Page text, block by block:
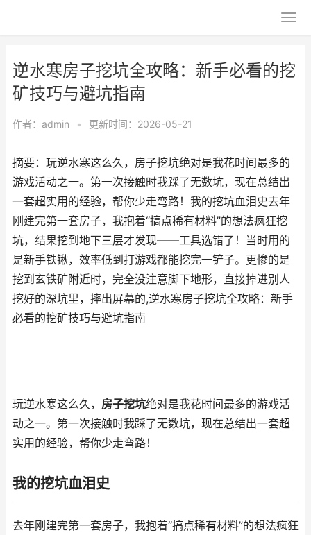
逆水寒房子挖坑全攻略：新手必看的挖
矿技巧与避坑指南
作者： admin • 更新时间：2026-05-21
摘要：玩逆水寒这么久，房子挖坑绝对是我花时间最多的
游戏活动之一。第一次接触时我踩了无数坑，现在总结出
一套超实用的经验，帮你少走弯路！我的挖坑血泪史去年
刚建完第一套房子，我抱着“搞点稀有材料”的想法疯狂挖
坑，结果挖到地下三层才发现——工具选错了！当时用的
是新手铁锹，效率低到打游戏都能挖完一铲子。更惨的是
挖到玄铁矿附近时，完全没注意脚下地形，直接掉进别人
挖好的深坑里，摔出屏幕的,逆水寒房子挖坑全攻略：新手
必看的挖矿技巧与避坑指南
玩逆水寒这么久， 房子挖坑绝对是我花时间最多的游戏活
动之一。第一次接触时我踩了无数坑，现在总结出一套超
实用的经验，帮你少走弯路！
我的挖坑血泪史
去年刚建完第一套房子，我抱着“搞点稀有材料”的想法疯狂